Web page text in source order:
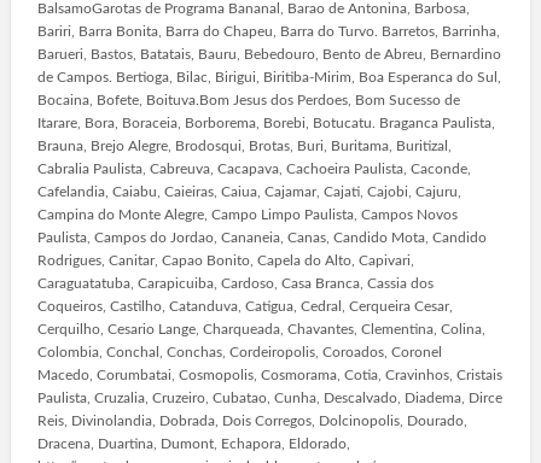
BalsamoGarotas de Programa Bananal, Barao de Antonina, Barbosa,
Bariri, Barra Bonita, Barra do Chapeu, Barra do Turvo. Barretos, Barrinha,
Barueri, Bastos, Batatais, Bauru, Bebedouro, Bento de Abreu, Bernardino
de Campos. Bertioga, Bilac, Birigui, Biritiba-Mirim, Boa Esperanca do Sul,
Bocaina, Bofete, Boituva.Bom Jesus dos Perdoes, Bom Sucesso de
Itarare, Bora, Boraceia, Borborema, Borebi, Botucatu. Braganca Paulista,
Brauna, Brejo Alegre, Brodosqui, Brotas, Buri, Buritama, Buritizal,
Cabralia Paulista, Cabreuva, Cacapava, Cachoeira Paulista, Caconde,
Cafelandia, Caiabu, Caieiras, Caiua, Cajamar, Cajati, Cajobi, Cajuru,
Campina do Monte Alegre, Campo Limpo Paulista, Campos Novos
Paulista, Campos do Jordao, Cananeia, Canas, Candido Mota, Candido
Rodrigues, Canitar, Capao Bonito, Capela do Alto, Capivari,
Caraguatatuba, Carapicuiba, Cardoso, Casa Branca, Cassia dos
Coqueiros, Castilho, Catanduva, Catigua, Cedral, Cerqueira Cesar,
Cerquilho, Cesario Lange, Charqueada, Chavantes, Clementina, Colina,
Colombia, Conchal, Conchas, Cordeiropolis, Coroados, Coronel
Macedo, Corumbatai, Cosmopolis, Cosmorama, Cotia, Cravinhos, Cristais
Paulista, Cruzalia, Cruzeiro, Cubatao, Cunha, Descalvado, Diadema, Dirce
Reis, Divinolandia, Dobrada, Dois Corregos, Dolcinopolis, Dourado,
Dracena, Duartina, Dumont, Echapora, Eldorado,